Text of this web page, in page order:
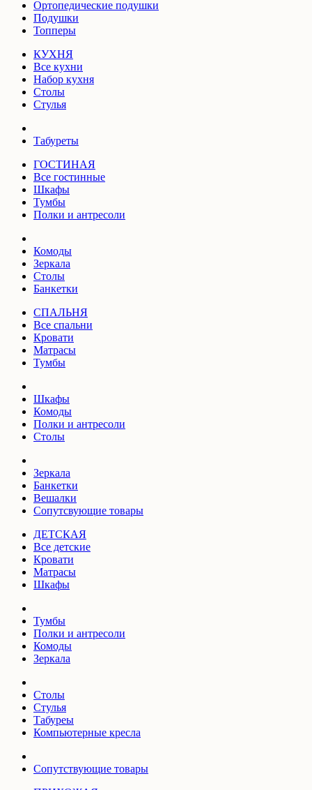
Ортопедические подушки
Подушки
Топперы
КУХНЯ
Все кухни
Набор кухня
Столы
Стулья
Табуреты
ГОСТИНАЯ
Все гостинные
Шкафы
Тумбы
Полки и антресоли
Комоды
Зеркала
Столы
Банкетки
СПАЛЬНЯ
Все спальни
Кровати
Матрасы
Тумбы
Шкафы
Комоды
Полки и антресоли
Столы
Зеркала
Банкетки
Вешалки
Сопутсвующие товары
ДЕТСКАЯ
Все детские
Кровати
Матрасы
Шкафы
Тумбы
Полки и антресоли
Комоды
Зеркала
Столы
Стулья
Табуреы
Компьютерные кресла
Сопутствующие товары